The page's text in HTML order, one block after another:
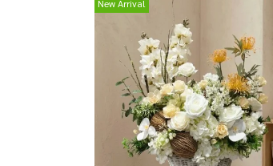
New Arrival